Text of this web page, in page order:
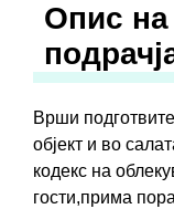
Oпис
Врши
објект и во
кодекс на
гости,прима